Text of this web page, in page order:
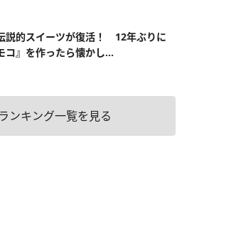
説的スイーツが復活！ 12年ぶりに
コ』を作ったら懐かし...
ランキング一覧を見る